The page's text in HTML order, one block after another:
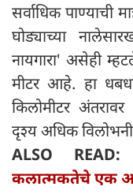
सर्वाधिक पाण्याची
घोड्याच्या
नायगारा' असेही
मीटर आहे. हा
किलोमीटर
दृश्य अधिक
ALSO READ:
कलात्मकतेचे एक